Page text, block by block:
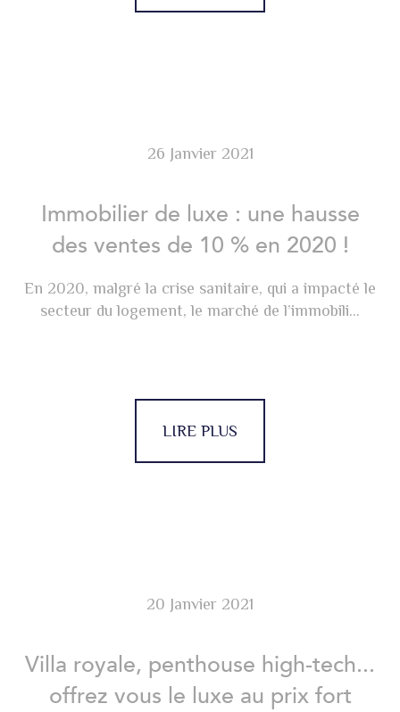
26 Janvier 2021
Immobilier de luxe : une hausse
des ventes de 10 % en 2020 !
En 2020, malgré la crise sanitaire, qui a impacté le
secteur du logement, le marché de l’immobili...
LIRE PLUS
20 Janvier 2021
Villa royale, penthouse high-tech...
offrez vous le luxe au prix fort